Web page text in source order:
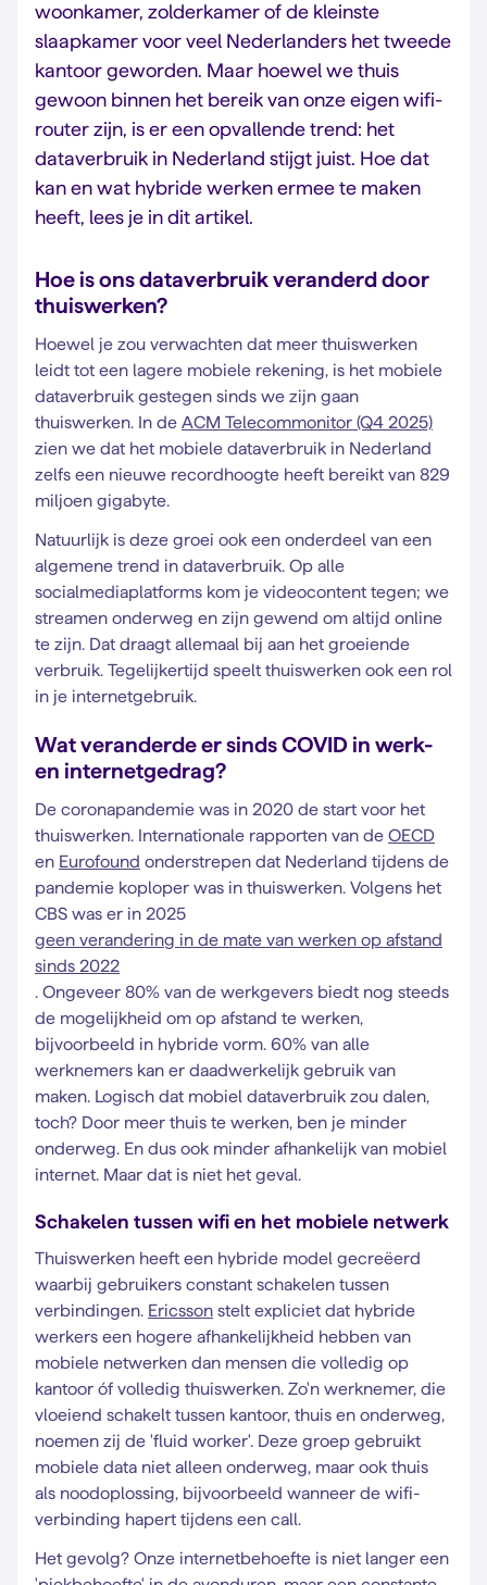
woonkamer, zolderkamer of de kleinste
slaapkamer voor veel Nederlanders het tweede
kantoor geworden. Maar hoewel we thuis
gewoon binnen het bereik van onze eigen wifi-
router zijn, is er een opvallende trend: het
dataverbruik in Nederland stijgt juist. Hoe dat
kan en wat hybride werken ermee te maken
heeft, lees je in dit artikel.
Hoe is ons dataverbruik veranderd door
thuiswerken?
Hoewel je zou verwachten dat meer thuiswerken
leidt tot een lagere mobiele rekening, is het mobiele
dataverbruik gestegen sinds we zijn gaan
thuiswerken. In de ACM Telecommonitor (Q4 2025)
zien we dat het mobiele dataverbruik in Nederland
zelfs een nieuwe recordhoogte heeft bereikt van 829
miljoen gigabyte.
Natuurlijk is deze groei ook een onderdeel van een
algemene trend in dataverbruik. Op alle
socialmediaplatforms kom je videocontent tegen; we
streamen onderweg en zijn gewend om altijd online
te zijn. Dat draagt allemaal bij aan het groeiende
verbruik. Tegelijkertijd speelt thuiswerken ook een rol
in je internetgebruik.
Wat veranderde er sinds COVID in werk-
en internetgedrag?
De coronapandemie was in 2020 de start voor het
thuiswerken. Internationale rapporten van de OECD
en Eurofound onderstrepen dat Nederland tijdens de
pandemie koploper was in thuiswerken. Volgens het
CBS was er in 2025
geen verandering in de mate van werken op afstand
sinds 2022
. Ongeveer 80% van de werkgevers biedt nog steeds
de mogelijkheid om op afstand te werken,
bijvoorbeeld in hybride vorm. 60% van alle
werknemers kan er daadwerkelijk gebruik van
maken. Logisch dat mobiel dataverbruik zou dalen,
toch? Door meer thuis te werken, ben je minder
onderweg. En dus ook minder afhankelijk van mobiel
internet. Maar dat is niet het geval.
Schakelen tussen wifi en het mobiele netwerk
Thuiswerken heeft een hybride model gecreëerd
waarbij gebruikers constant schakelen tussen
verbindingen. Ericsson stelt expliciet dat hybride
werkers een hogere afhankelijkheid hebben van
mobiele netwerken dan mensen die volledig op
kantoor óf volledig thuiswerken. Zo'n werknemer, die
vloeiend schakelt tussen kantoor, thuis en onderweg,
noemen zij de 'fluid worker'. Deze groep gebruikt
mobiele data niet alleen onderweg, maar ook thuis
als noodoplossing, bijvoorbeeld wanneer de wifi-
verbinding hapert tijdens een call.
Het gevolg? Onze internetbehoefte is niet langer een